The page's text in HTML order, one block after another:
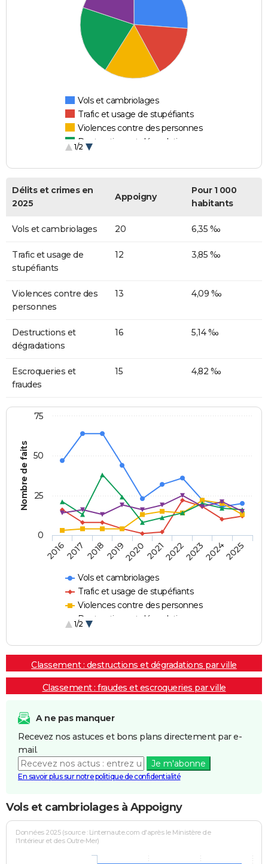
Vols et cambriolages
Trafic et usage de stupéfiants
Violences contre des personnes
Destructions et dégradations
1/2
Délits et crimes en
2025
Appoigny
Pour 1 000
habitants
Vols et cambriolages 20 6,35 ‰
Trafic et usage de
stupéfiants
12 3,85 ‰
Violences contre des
personnes
13 4,09 ‰
Destructions et
dégradations
16 5,14 ‰
Escroqueries et
fraudes
15 4,82 ‰
Nombre de faits
Vols et cambriolages
Trafic et usage de stupéfiants
Violences contre des personnes
Destructions et dégradations
1/2
20162017 20182019202020212022202320242025
0
25
50
75
Classement : destructions et dégradations par ville
Classement : fraudes et escroqueries par ville
A ne pas manquer
Recevez nos astuces et bons plans directement par e-
mail.
Je m'abonne
En savoir plus sur notre politique de confidentialité
Vols et cambriolages à Appoigny
Données 2025 (source : Linternaute.com d'après le Ministère de
l'Intérieur et des Outre-Mer)